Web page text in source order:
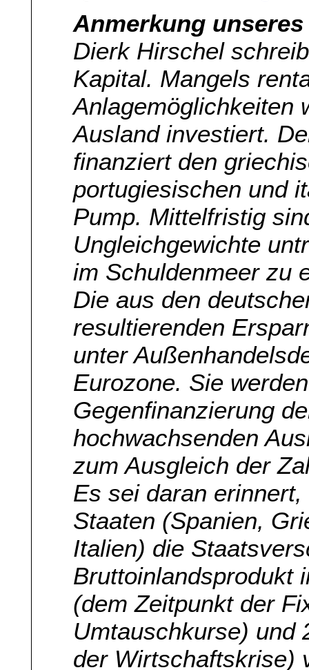
Anmerkung
Dierk Hirschel
Kapital. Mangels
Anlagemöglichkeiten
Ausland investiert.
finanziert den
portugiesischen und
Pump. Mittelfristig
Ungleichgewichte
im Schuldenmeer zu
Die aus den
resultierenden
unter
Eurozone. Sie
Gegenfinanzierung
hochwachsenden
zum Ausgleich der
Es sei daran
Staaten (Spanien,
Italien) die
Bruttoinlandsprodukt
(dem Zeitpunkt der
Umtauschkurse) und
der Wirtschaftskrise)